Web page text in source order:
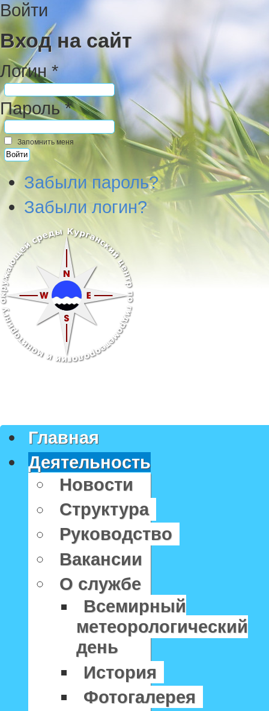
Войти
Вход на сайт
Логин *
Пароль *
Запомнить меня
Забыли пароль?
Забыли логин?
Главная
Деятельность
Новости
Структура
Руководство
Вакансии
О службе
Всемирный
метеорологический
день
История
Фотогалерея